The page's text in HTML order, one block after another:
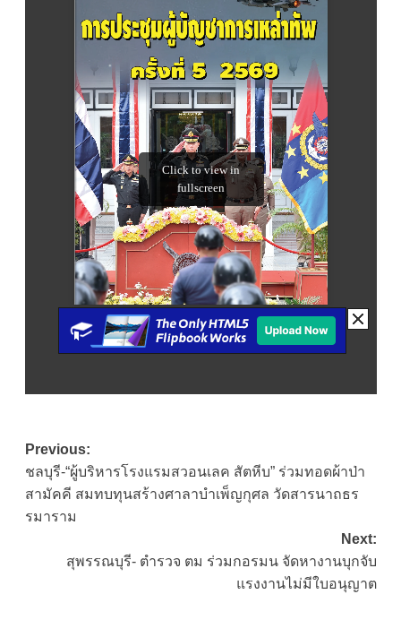
Post
navigation
Previous:
ชลบุรี-“ผู้บริหารโรงแรมสวอนเลค สัตหีบ” ร่วมทอดผ้าป่า
สามัคคี สมทบทุนสร้างศาลาบำเพ็ญกุศล วัดสารนาถธร
รมาราม
Next:
สุพรรณบุรี- ตำรวจ ตม ร่วมกอรมน จัดหางานบุกจับ
แรงงานไม่มีใบอนุญาต